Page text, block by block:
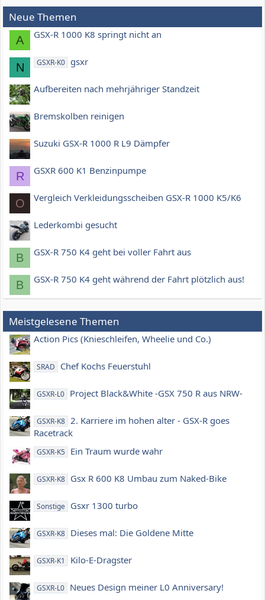
Neue Themen
A GSX-R 1000 K8 springt nicht an
N GSXR-K0 gsxr
Aufbereiten nach mehrjähriger Standzeit
Bremskolben reinigen
Suzuki GSX-R 1000 R L9 Dämpfer
R GSXR 600 K1 Benzinpumpe
O Vergleich Verkleidungsscheiben GSX-R 1000 K5/K6
Lederkombi gesucht
B GSX-R 750 K4 geht bei voller Fahrt aus
B GSX-R 750 K4 geht während der Fahrt plötzlich aus!
Meistgelesene Themen
Action Pics (Knieschleifen, Wheelie und Co.)
SRAD Chef Kochs Feuerstuhl
GSXR-L0 Project Black&White -GSX 750 R aus NRW-
GSXR-K8 2. Karriere im hohen alter - GSX-R goes
Racetrack
GSXR-K5 Ein Traum wurde wahr
GSXR-K8 Gsx R 600 K8 Umbau zum Naked-Bike
Sonstige Gsxr 1300 turbo
GSXR-K8 Dieses mal: Die Goldene Mitte
GSXR-K1 Kilo-E-Dragster
GSXR-L0 Neues Design meiner L0 Anniversary!